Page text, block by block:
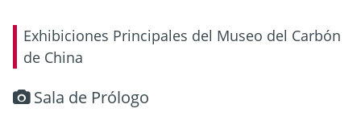
Exhibiciones Principales del Museo del Carbón
de China
Sala de Prólogo